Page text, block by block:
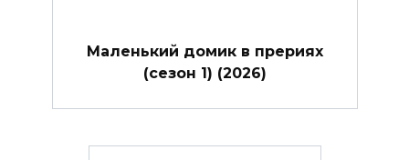
Маленький домик в прериях
(сезон 1) (2026)